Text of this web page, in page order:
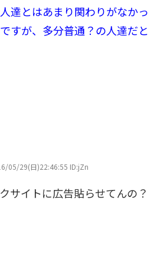
達とはあまり関わりがなかっ
すが、多分普通？の人達だと
05/29(日)22:46:55 ID:jZn
サイトに広告貼らせてんの？